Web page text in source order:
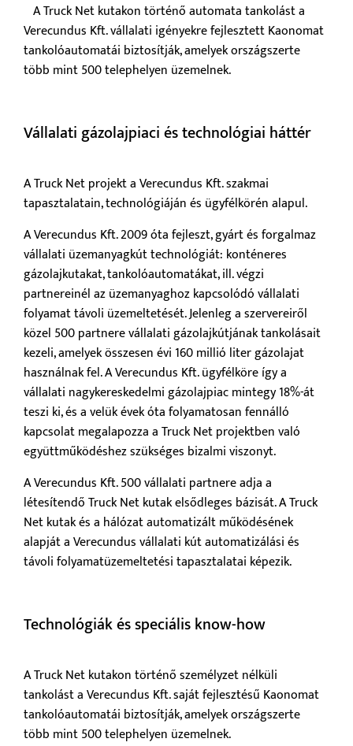
A Truck Net kutakon történő automata tankolást a
Verecundus Kft. vállalati igényekre fejlesztett Kaonomat
tankolóautomatái biztosítják, amelyek országszerte
több mint 500 telephelyen üzemelnek.
Vállalati gázolajpiaci és technológiai háttér
A Truck Net projekt a Verecundus Kft. szakmai
tapasztalatain, technológiáján és ügyfélkörén alapul.
A Verecundus Kft. 2009 óta fejleszt, gyárt és forgalmaz
vállalati üzemanyagkút technológiát: konténeres
gázolajkutakat, tankolóautomatákat, ill. végzi
partnereinél az üzemanyaghoz kapcsolódó vállalati
folyamat távoli üzemeltetését. Jelenleg a szervereiről
közel 500 partnere vállalati gázolajkútjának tankolásait
kezeli, amelyek összesen évi 160 millió liter gázolajat
használnak fel. A Verecundus Kft. ügyfélköre így a
vállalati nagykereskedelmi gázolajpiac mintegy 18%-át
teszi ki, és a velük évek óta folyamatosan fennálló
kapcsolat megalapozza a Truck Net projektben való
együttműködéshez szükséges bizalmi viszonyt.
A Verecundus Kft. 500 vállalati partnere adja a
létesítendő Truck Net kutak elsődleges bázisát. A Truck
Net kutak és a hálózat automatizált működésének
alapját a Verecundus vállalati kút automatizálási és
távoli folyamatüzemeltetési tapasztalatai képezik.
Technológiák és speciális know-how
A Truck Net kutakon történő személyzet nélküli
tankolást a Verecundus Kft. saját fejlesztésű Kaonomat
tankolóautomatái biztosítják, amelyek országszerte
több mint 500 telephelyen üzemelnek.